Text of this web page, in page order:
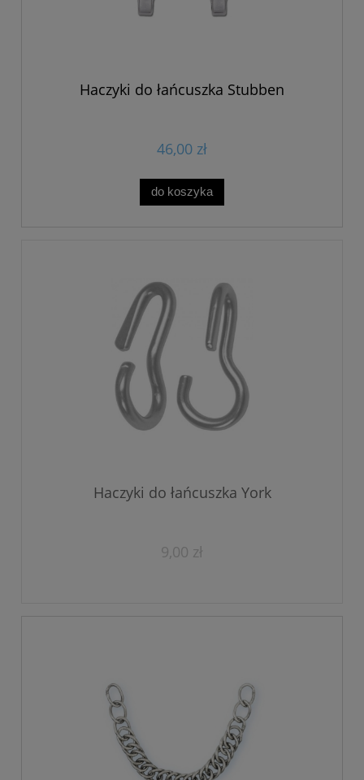
Haczyki do łańcuszka Stubben
46,00 zł
do koszyka
Haczyki do łańcuszka York
9,00 zł